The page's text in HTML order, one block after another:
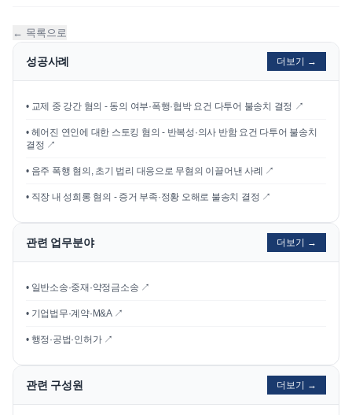
← 목록으로
성공사례 더보기 →
• 교제 중 강간 혐의 - 동의 여부·폭행·협박 요건 다투어 불송치 결정 ↗
• 헤어진 연인에 대한 스토킹 혐의 - 반복성·의사 반함 요건 다투어 불송치
결정 ↗
• 음주 폭행 혐의, 초기 법리 대응으로 무혐의 이끌어낸 사례 ↗
• 직장 내 성희롱 혐의 - 증거 부족·정황 오해로 불송치 결정 ↗
관련 업무분야 더보기 →
• 일반소송·중재·약정금소송 ↗
• 기업법무·계약·M&A ↗
• 행정·공법·인허가 ↗
관련 구성원 더보기 →